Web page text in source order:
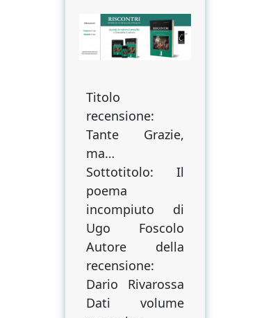
Grazie,
ma…
Il
Foscolo
Titolo
recensione:
Tante Grazie,
ma…
Sottotitolo: Il
poema
incompiuto di
Ugo Foscolo
Autore della
recensione:
Dario Rivarossa
Dati volume